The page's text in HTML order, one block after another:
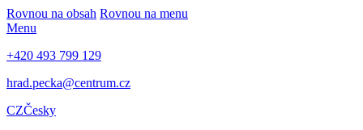
Rovnou na obsah Rovnou na menu
Menu
+420 493 799 129
hrad.pecka@centrum.cz
CZČesky